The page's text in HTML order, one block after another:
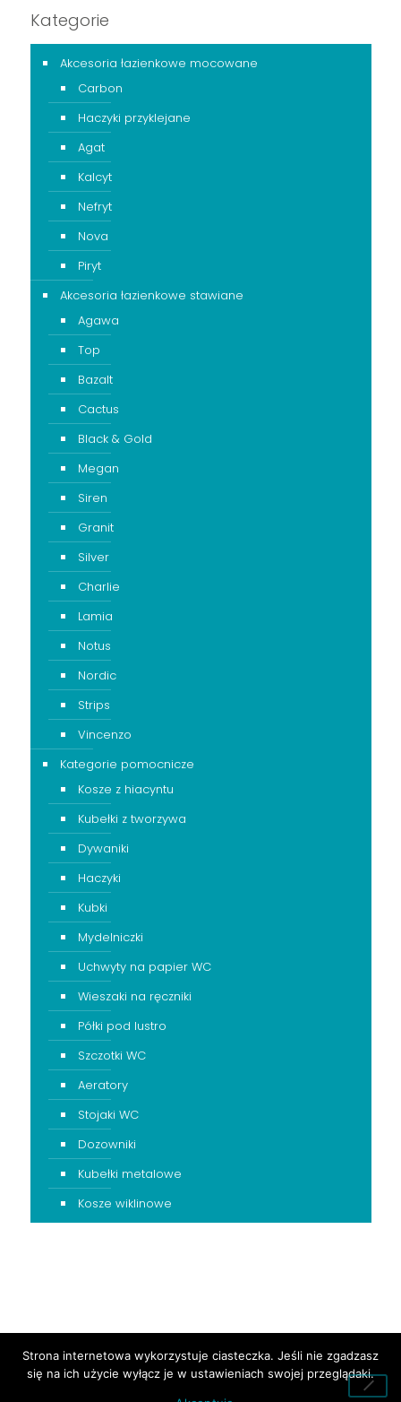
Kategorie
Akcesoria łazienkowe mocowane
Carbon
Haczyki przyklejane
Agat
Kalcyt
Nefryt
Nova
Piryt
Akcesoria łazienkowe stawiane
Agawa
Top
Bazalt
Cactus
Black & Gold
Megan
Siren
Granit
Silver
Charlie
Lamia
Notus
Nordic
Strips
Vincenzo
Kategorie pomocnicze
Kosze z hiacyntu
Kubełki z tworzywa
Dywaniki
Haczyki
Kubki
Mydelniczki
Uchwyty na papier WC
Wieszaki na ręczniki
Półki pod lustro
Szczotki WC
Aeratory
Stojaki WC
Dozowniki
Kubełki metalowe
Kosze wiklinowe
Strona internetowa wykorzystuje ciasteczka. Jeśli nie zgadzasz
się na ich użycie wyłącz je w ustawieniach swojej przeglądaki.